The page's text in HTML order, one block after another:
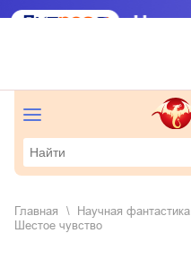
Главная научная фантастика
Шестое чувство